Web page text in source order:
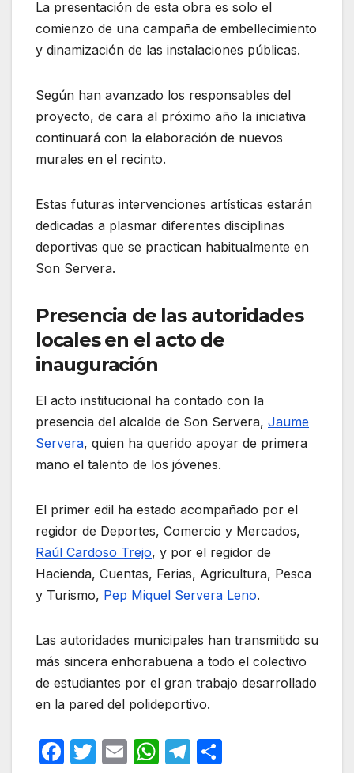
La presentación de esta obra es solo el
comienzo de una campaña de embellecimiento
y dinamización de las instalaciones públicas.
Según han avanzado los responsables del
proyecto, de cara al próximo año la iniciativa
continuará con la elaboración de nuevos
murales en el recinto.
Estas futuras intervenciones artísticas estarán
dedicadas a plasmar diferentes disciplinas
deportivas que se practican habitualmente en
Son Servera.
Presencia de las autoridades
locales en el acto de
inauguración
El acto institucional ha contado con la
presencia del alcalde de Son Servera, Jaume
Servera, quien ha querido apoyar de primera
mano el talento de los jóvenes.
El primer edil ha estado acompañado por el
regidor de Deportes, Comercio y Mercados,
Raúl Cardoso Trejo, y por el regidor de
Hacienda, Cuentas, Ferias, Agricultura, Pesca
y Turismo, Pep Miquel Servera Leno.
Las autoridades municipales han transmitido su
más sincera enhorabuena a todo el colectivo
de estudiantes por el gran trabajo desarrollado
en la pared del polideportivo.
F
T
E
W T